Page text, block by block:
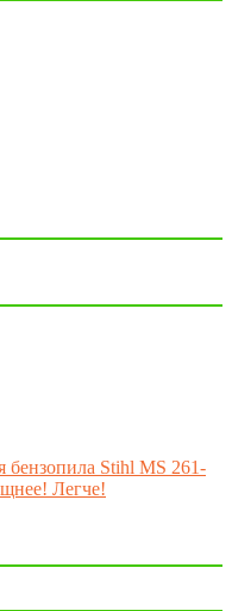
бензопила Stihl MS 261-
Легче!